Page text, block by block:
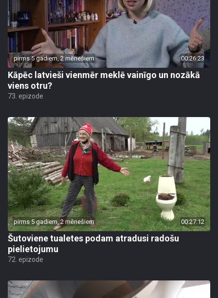
pirms 5 gadiem, 2 mēnešiem 00:26:23
Kāpēc latvieši vienmēr meklē vainīgo un nozākā
viens otru?
73. epizode
pirms 5 gadiem, 2 mēnešiem 00:27:12
Šutoviene tualetes podam atradusi radošu
pielietojumu
72. epizode